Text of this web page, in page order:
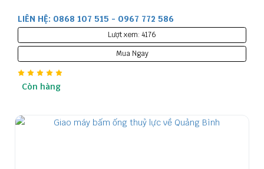
LIÊN HỆ: 0868 107 515 - 0967 772 586
Lượt xem: 4176
Mua Ngay
Còn hàng